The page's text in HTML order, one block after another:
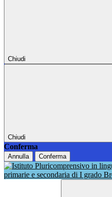
Chiudi
Chiudi
Conferma
Annulla Conferma